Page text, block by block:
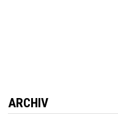
ARCHIV